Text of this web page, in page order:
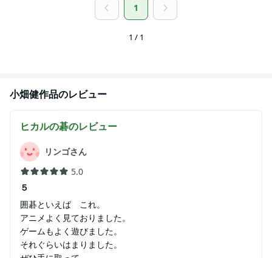
1
1 / 1
小畑健作品のレビュー
ヒカルの碁のレビュー
リンゴさん
5.0
５
囲碁といえば これ。
アニメよく見ておりました。
ゲームもよく遊びました。
それぐらいはまりました。